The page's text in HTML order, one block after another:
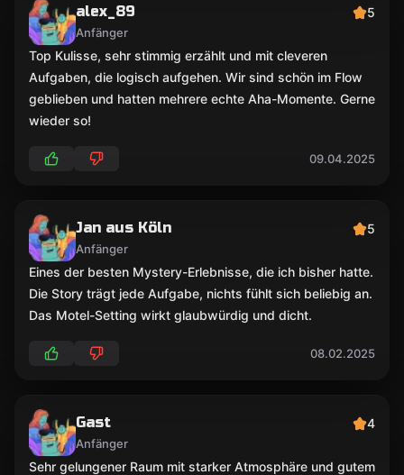
alex_89
Anfänger
5
Top Kulisse, sehr stimmig erzählt und mit cleveren
Aufgaben, die logisch aufgehen. Wir sind schön im Flow
geblieben und hatten mehrere echte Aha-Momente. Gerne
wieder so!
09.04.2025
Jan aus Köln
Anfänger
5
Eines der besten Mystery-Erlebnisse, die ich bisher hatte.
Die Story trägt jede Aufgabe, nichts fühlt sich beliebig an.
Das Motel-Setting wirkt glaubwürdig und dicht.
08.02.2025
Gast
Anfänger
4
Sehr gelungener Raum mit starker Atmosphäre und gutem